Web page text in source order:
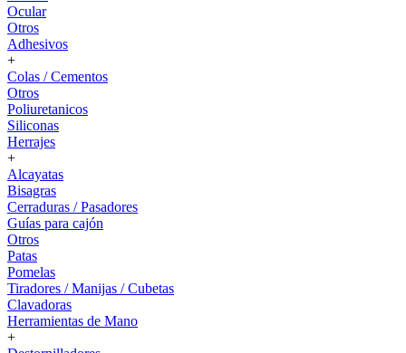
Ocular
Otros
Adhesivos
+
Colas / Cementos
Otros
Poliuretanicos
Siliconas
Herrajes
+
Alcayatas
Bisagras
Cerraduras / Pasadores
Guías para cajón
Otros
Patas
Pomelas
Tiradores / Manijas / Cubetas
Clavadoras
Herramientas de Mano
+